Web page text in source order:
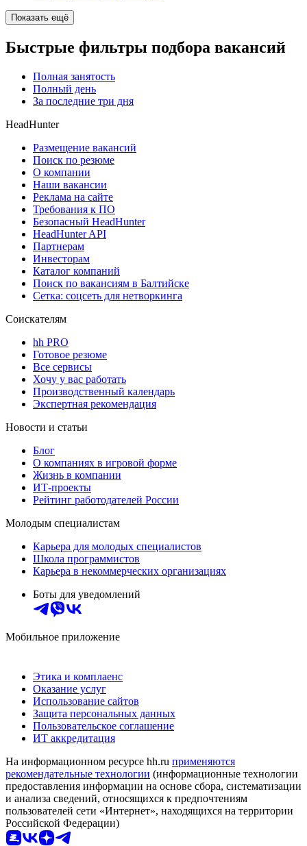
Показать ещё
Быстрые фильтры подбора вакансий
Полная занятость
Полный день
За последние три дня
HeadHunter
Размещение вакансий
Поиск по резюме
О компании
Наши вакансии
Реклама на сайте
Требования к ПО
Безопасный HeadHunter
HeadHunter API
Партнерам
Инвесторам
Каталог компаний
Поиск по вакансиям в Балтийске
Сетка: соцсеть для нетворкинга
Соискателям
hh PRO
Готовое резюме
Все сервисы
Хочу у вас работать
Производственный календарь
Экспертная рекомендация
Новости и статьи
Блог
О компаниях в игровой форме
Жизнь в компании
ИТ-проекты
Рейтинг работодателей России
Молодым специалистам
Карьера для молодых специалистов
Школа программистов
Карьера в некоммерческих организациях
Боты для уведомлений
Мобильное приложение
Этика и комплаенс
Оказание услуг
Использование сайтов
Защита персональных данных
Пользовательское соглашение
ИТ аккредитация
На информационном ресурсе hh.ru применяются
рекомендательные технологии (информационные технологии
предоставления информации на основе сбора, систематизации
и анализа сведений, относящихся к предпочтениям
пользователей сети «Интернет», находящихся на территории
Российской Федерации)